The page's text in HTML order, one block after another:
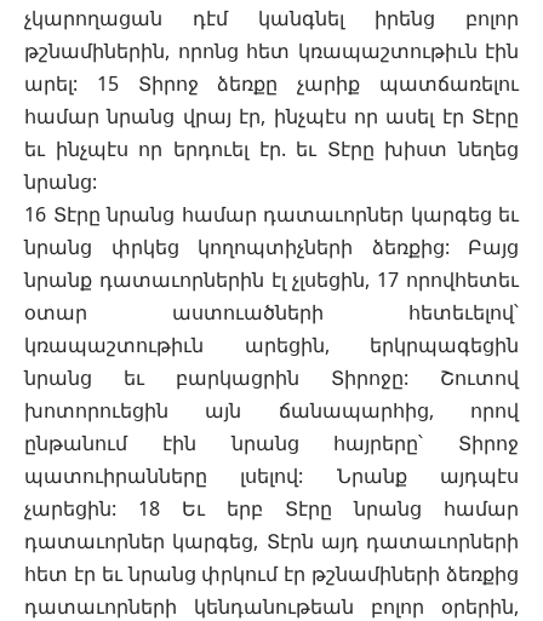
չկարողացան դէմ կանգնել իրենց բոլոր
թշնամիներին, որոնց հետ կռապաշտութիւն էին
արել: 15 Տիրոջ ձեռքը չարիք պատճառելու
համար նրանց վրայ էր, ինչպէս որ ասել էր Տէրը
եւ ինչպէս որ երդուել էր. եւ Տէրը խիստ նեղեց
նրանց:
16 Տէրը նրանց համար դատաւորներ կարգեց եւ
նրանց փրկեց կողոպտիչների ձեռքից: Բայց
նրանք դատաւորներին էլ չլսեցին, 17 որովհետեւ
օտար աստուածների հետեւելով՝
կռապաշտութիւն արեցին, երկրպագեցին
նրանց եւ բարկացրին Տիրոջը: Շուտով
խոտորուեցին այն ճանապարհից, որով
ընթանում էին նրանց հայրերը՝ Տիրոջ
պատուիրանները լսելով: Նրանք այդպէս
չարեցին: 18 Եւ երբ Տէրը նրանց համար
դատաւորներ կարգեց, Տէրն այդ դատաւորների
հետ էր եւ նրանց փրկում էր թշնամիների ձեռքից
դատաւորների կենդանութեան բոլոր օրերին,